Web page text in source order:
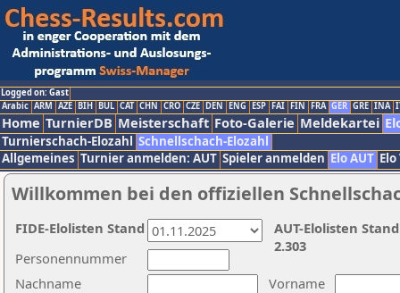
Logged on: Gast
Arabic ARM AZE BIH BUL CAT CHN CRO CZE DEN ENG ESP FAI FIN FRA GER GRE INA
Home TurnierDB Meisterschaft Foto-Galerie Meldekartei
Turnierschach-Elozahl Schnellschach-Elozahl
Allgemeines Turnier anmelden: AUT Spieler anmelden Elo AUT
Willkommen bei den offiziellen
Nachname
Vorname
Personennummer
AUT-Elolisten
2.303
FIDE-Elolisten Stand